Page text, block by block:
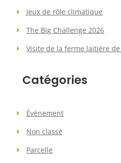
Jeux de rôle climatique
The Big Challenge 2026
Visite de la ferme laitière
Catégories
Évènement
Non classé
Parcelle